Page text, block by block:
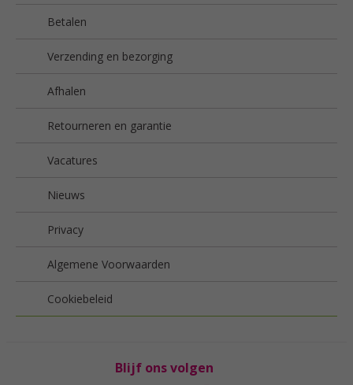
Betalen
Verzending en bezorging
Afhalen
Retourneren en garantie
Vacatures
Nieuws
Privacy
Algemene Voorwaarden
Cookiebeleid
Blijf ons volgen